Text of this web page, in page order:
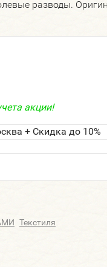
разводы.
акции!
+ Скидка до 10%
Текстиля